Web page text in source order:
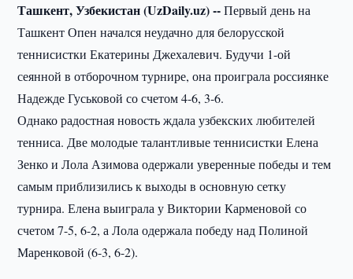
Ташкент, Узбекистан (UzDaily.uz) --Первый день на
Ташкент Опен начался неудачно для белорусской
теннисистки Екатерины Джехалевич. Будучи 1-ой
сеянной в отборочном турнире, она проиграла россиянке
Надежде Гуськовой со счетом 4-6, 3-6.
Однако радостная новость ждала узбекских любителей
тенниса. Две молодые талантливые теннисистки Елена
Зенко и Лола Азимова одержали уверенные победы и тем
самым приблизились к выходы в основную сетку
турнира. Елена выиграла у Виктории Карменовой со
счетом 7-5, 6-2, а Лола одержала победу над Полиной
Маренковой (6-3, 6-2).